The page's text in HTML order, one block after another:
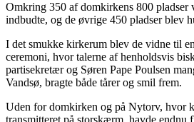
Omkring 350 af domkirkens 800 pladser
indbudte, og de øvrige 450 pladser blev
I det smukke kirkerum blev de vidne til
ceremoni, hvor talerne af henholdsvis
partisekretær og Søren Pape Poulsen
Vandsø, bragte både tårer og smil frem.
Uden for domkirken og på Nytorv, hvor